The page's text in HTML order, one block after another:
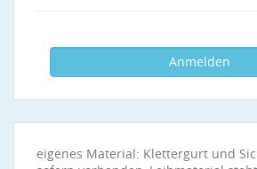
eigenes Material: Klettergurt und